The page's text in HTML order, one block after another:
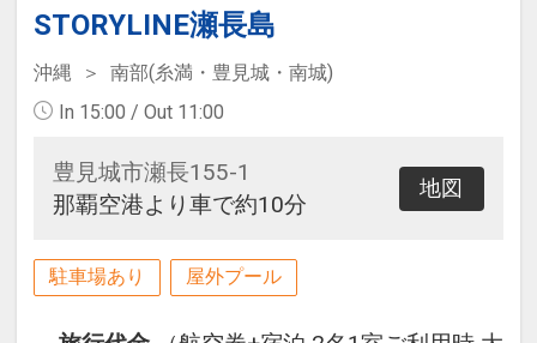
STORYLINE瀬長島
沖縄
南部(糸満・豊見城・南城)
In 15:00 / Out 11:00
豊見城市瀬長155-1
那覇空港より車で約10分
地図
駐車場あり 屋外プール